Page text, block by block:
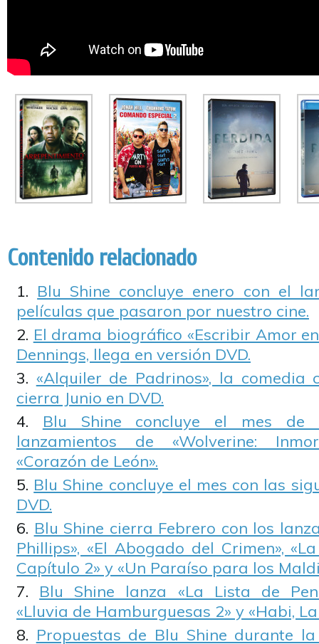
Contenido relacionado
Blu Shine concluye enero con el
películas que pasaron por nuestro cine.
El drama biográfico «Escribir Amor
Dennings, llega en versión DVD.
«Alquiler de Padrinos», la comedia
cierra Junio en DVD.
Blu Shine concluye el mes de
lanzamientos de «Wolverine:
«Corazón de León».
Blu Shine concluye el mes con las
DVD.
Blu Shine cierra Febrero con los
Phillips», «El Abogado del Crimen»,
Capítulo 2» y «Un Paraíso para los
Blu Shine lanza «La Lista de
«Lluvia de Hamburguesas 2» y «Habi,
Propuestas de Blu Shine durante